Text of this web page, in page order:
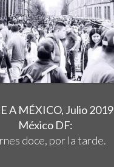
A MÉXICO, Julio 2019
México DF:
doce, por la tarde.